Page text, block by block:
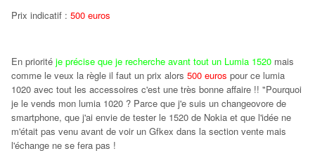
Prix indicatif : 500 euros
En priorité je précise que je recherche avant tout un Lumia 1520 mais
comme le veux la règle il faut un prix alors 500 euros pour ce lumia
1020 avec tout les accessoires c'est une très bonne affaire !! "Pourquoi
je le vends mon lumia 1020 ? Parce que j'e suis un changeovore de
smartphone, que j'ai envie de tester le 1520 de Nokia et que l'idée ne
m'était pas venu avant de voir un Gfkex dans la section vente mais
l'échange ne se fera pas !